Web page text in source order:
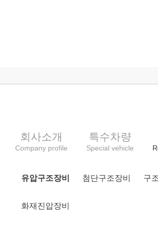
회사소개
Company profile
특수차량
Special vehicle
유압구조장비 첨단구조장비 구
화재진압장비